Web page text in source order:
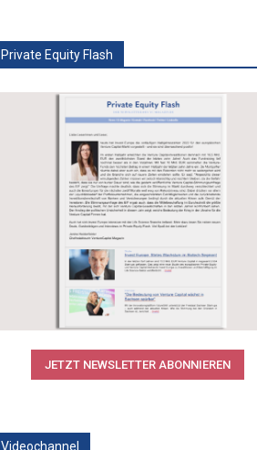
Private Equity Flash
JETZT NEWSLETTER ABONNIEREN
Videochannel